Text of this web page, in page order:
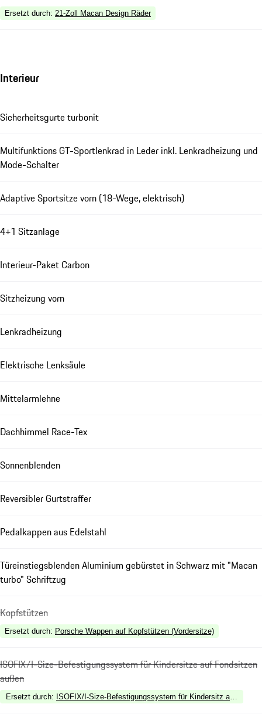
Ersetzt durch: 21-Zoll Macan Design Räder
Interieur
Sicherheitsgurte turbonit
Multifunktions GT-Sportlenkrad in Leder inkl. Lenkradheizung und
Mode-Schalter
Adaptive Sportsitze vorn (18-Wege, elektrisch)
4+1 Sitzanlage
Interieur-Paket Carbon
Sitzheizung vorn
Lenkradheizung
Elektrische Lenksäule
Mittelarmlehne
Dachhimmel Race-Tex
Sonnenblenden
Reversibler Gurtstraffer
Pedalkappen aus Edelstahl
Türeinstiegsblenden Aluminium gebürstet in Schwarz mit "Macan
turbo" Schriftzug
Kopfstützen
Ersetzt durch: Porsche Wappen auf Kopfstützen (Vordersitze)
ISOFIX/I-Size-Befestigungssystem für Kindersitze auf Fondsitzen
außen
Ersetzt durch: ISOFIX/I-Size-Befestigungssystem für Kindersitz auf